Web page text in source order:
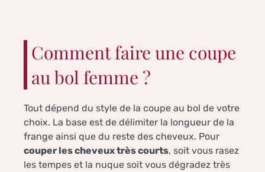
Comment faire une coupe
au bol femme ?
Tout dépend du style de la coupe au bol de votre
choix. La base est de délimiter la longueur de la
frange ainsi que du reste des cheveux. Pour
couper les cheveux très courts, soit vous rasez
les tempes et la nuque soit vous dégradez très